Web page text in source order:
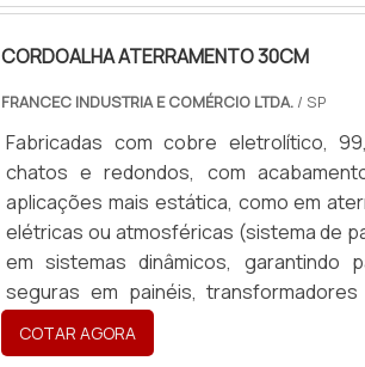
(cobre nu ou estanhado),
Desenho/croqui com dimensões
Quantidade e finalidade (Revenda ou
CORDOALHA ATERRAMENTO 30CM
FRANCEC INDUSTRIA E COMÉRCIO LTDA./ SP
Fabricadas com cobre eletrolítico,
chatos e redondos, com
aplicações mais estática, como em
elétricas ou atmosféricas (sistema de
em sistemas dinâmicos, garantindo
seguras em painéis,
Produzidas sob medida, com terminais
necessidades com rapidez e
COTAR AGORA